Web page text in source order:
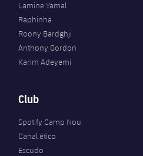
Lamine Yamal
Raphinha
Roony Bardghji
Anthony Gordon
Karim Adeyemi
Club
Spotify Camp Nou
Canal ético
Escudo